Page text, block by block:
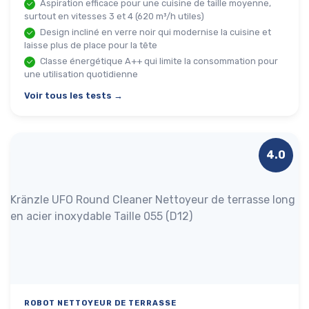
Aspiration efficace pour une cuisine de taille moyenne,
surtout en vitesses 3 et 4 (620 m³/h utiles)
Design incliné en verre noir qui modernise la cuisine et
laisse plus de place pour la tête
Classe énergétique A++ qui limite la consommation pour
une utilisation quotidienne
Voir tous les tests →
Kränzle UFO Round Cleaner Nettoyeur de terrasse long
en acier inoxydable Taille 055 (D12)
4.0
ROBOT NETTOYEUR DE TERRASSE